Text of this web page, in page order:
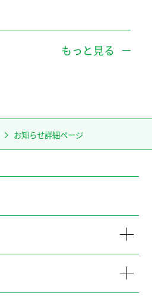
もっと見る
お知らせ詳細ページ